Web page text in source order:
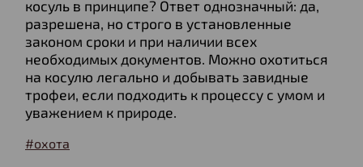
косуль в принципе? Ответ однозначный: да,
разрешена, но строго в установленные
законом сроки и при наличии всех
необходимых документов. Можно охотиться
на косулю легально и добывать завидные
трофеи, если подходить к процессу с умом и
уважением к природе.
#охота